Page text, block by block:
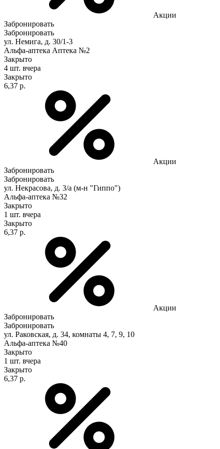
Акции
Забронировать
Забронировать
ул. Немига, д. 30/1-3
Альфа-аптека Аптека №2
Закрыто
4 шт. вчера
Закрыто
6,37 р.
Акции
Забронировать
Забронировать
ул. Некрасова, д. 3/а (м-н "Гиппо")
Альфа-аптека №32
Закрыто
1 шт. вчера
Закрыто
6,37 р.
Акции
Забронировать
Забронировать
ул. Раковская, д. 34, комнаты 4, 7, 9, 10
Альфа-аптека №40
Закрыто
1 шт. вчера
Закрыто
6,37 р.